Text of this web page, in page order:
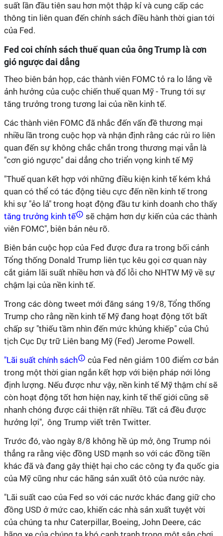
suất lần đầu tiên sau hơn một thập kỉ và cung cấp các
thông tin liên quan đến chính sách điều hành thời gian tới
của Fed.
Fed coi chính sách thuế quan của ông Trump là cơn
gió ngược dai dẳng
Theo biên bản họp, các thành viên FOMC tỏ ra lo lắng về
ảnh hưởng của cuộc chiến thuế quan Mỹ - Trung tới sự
tăng trưởng trong tương lai của nền kinh tế.
Các thành viên FOMC đã nhắc đến vấn đề thương mại
nhiều lần trong cuộc họp và nhận định rằng các rủi ro liên
quan đến sự không chắc chắn trong thương mại vẫn là
"cơn gió ngược" dai dẳng cho triển vọng kinh tế Mỹ
"Thuế quan kết hợp với những điều kiện kinh tế kém khả
quan có thể có tác động tiêu cực đến nền kinh tế trong
khi sự "ẻo lả" trong hoạt động đầu tư kinh doanh cho thấy
tăng trưởng kinh tế
sẽ chậm hơn dự kiến của các thành
viên FOMC", biên bản nêu rõ.
Biên bản cuộc họp của Fed được đưa ra trong bối cảnh
Tổng thống Donald Trump liên tục kêu gọi cơ quan này
cắt giảm lãi suất nhiều hơn và đổ lỗi cho NHTW Mỹ về sự
chậm lại của nền kinh tế.
Trong các dòng tweet mới đăng sáng 19/8, Tổng thống
Trump cho rằng nền kinh tế Mỹ đang hoạt động tốt bất
chấp sự "thiếu tầm nhìn đến mức khủng khiếp" của Chủ
tịch Cục Dự trữ Liên bang Mỹ (Fed) Jerome Powell.
"Lãi suất chính sách
của Fed nên giảm 100 điểm cơ bản
trong một thời gian ngắn kết hợp với biện pháp nới lỏng
định lượng. Nếu được như vậy, nền kinh tế Mỹ thậm chí sẽ
còn hoạt động tốt hơn hiện nay, kinh tế thế giới cũng sẽ
nhanh chóng được cải thiện rất nhiều. Tất cả đều được
hưởng lợi", ông Trump viết trên Twitter.
Trước đó, vào ngày 8/8 không hề úp mở, ông Trump nói
thẳng ra rằng việc đồng USD mạnh so với các đồng tiền
khác đã và đang gây thiệt hại cho các công ty đa quốc gia
của Mỹ cũng như các hãng sản xuất ôtô của nước này.
"Lãi suất cao của Fed so với các nước khác đang giữ cho
đồng USD ở mức cao, khiến các nhà sản xuất tuyệt vời
của chúng ta như Caterpillar, Boeing, John Deere, các